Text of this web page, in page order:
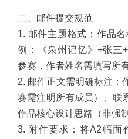
二、邮件提交规范
1. 邮件主题格式：作品
例：《泉州记忆》+张三
参赛，作者姓名需填写所
2. 邮件正文需明确标注：
赛需注明所有成员）、联
作品核心设计思路（非强
3. 附件要求：将A2幅面